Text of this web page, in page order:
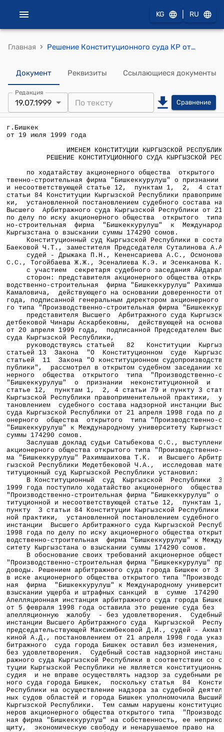
KG RU
Главная › Решение Конституционного суда КР от 19 июля 1999 года по ходатайству акционерного общества открытого типа "ПСФ "Бишкеккурулуш" о признании неконституционной и несоответствующей статье 12, пунктам 1, 2, 4 статьи 79 и пункту 3 статьи 84 Конституции КР правоприменительной практики, установленной постановлением судебного состава надзорной инстанции Высшего Арбитражного суда КР от 21 апреля 1998 года по делу по иску акционерного общества открытого типа "ПСФ "Бишкеккурулуш" к МУК
Документ Реквизиты Ссылающиеся документы
Редакция
19.07.1999 Сравнение